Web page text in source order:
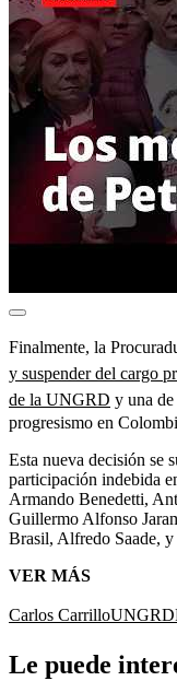
Finalmente, la
y suspender del cargo
de la UNGRD y una
progresismo en
Esta nueva decisión se
participación indebida
Armando Benedetti,
Guillermo Alfonso
Brasil, Alfredo Saade,
VER MÁS
Carlos CarrilloUNGRD
Le puede